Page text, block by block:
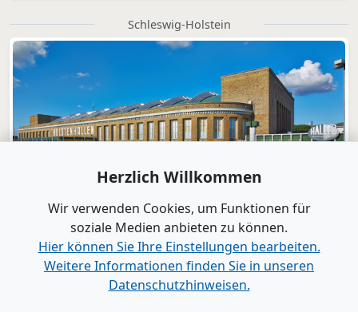
Schleswig-Holstein
Herzlich Willkommen
Wir verwenden Cookies, um Funktionen für
soziale Medien anbieten zu können.
Hier können Sie Ihre Einstellungen bearbeiten.
Weitere Informationen finden Sie in unseren
Datenschutzhinweisen.